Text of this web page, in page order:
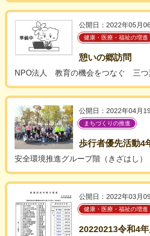
公開日：2022年05月
健康・医療・福祉の増進
憩いの郷訪問
NPO法人 教育の機会をつなぐ 三つ
公開日：2022年04月
まちづくりの推進
歩行者優先活動4
安全環境推進グループ階（きざはし）
公開日：2022年03月
健康・医療・福祉の増進
20220213令和4